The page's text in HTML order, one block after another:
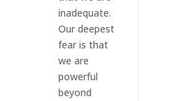
inadequate.
Our deepest
fear is that
we are
powerful
beyond